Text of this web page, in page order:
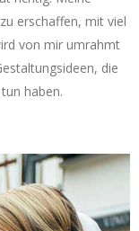
erschaffen, mit viel
von mir umrahmt
die
haben.